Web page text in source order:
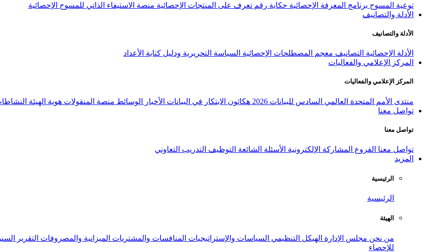
توعية المسوح برنامج المعرفة الإحصائية حكاية رقم تعرف على المنتجات الإحصائية منصة الاستيفاء الذاتي للمسوح الإحصائية
الأدلة والتصانيف
الأدلة والتصانيف
الأدلة الإحصائية التصانيف معجم المصطلحات الإحصائية السياسة التحريرية ودليل كتابة الأعداد
المركز الإعلامي والفعاليات
المركز الإعلامي والفعاليات
منتدى الأمم المتحدة العالمي السادس للبيانات 2026 هكاثون الابتكار في البيانات الأخبار الوسائط منصة المنقولات هوية الهيئة
تواصل معنا
تواصل معنا
تواصل معنا الفروع المشاركة الإلكترونية الأسئلة الشائعة التوظيف التدريب التعاوني
المزيد
الرئيسية
الرئيسية
الهيئة
من نحن مجلس الإدارة الهيكل التنظيمي السياسات والإستراتيجيات المنافسات والمشتريات الميزانية والمصروفات التقرير
للإحصاء